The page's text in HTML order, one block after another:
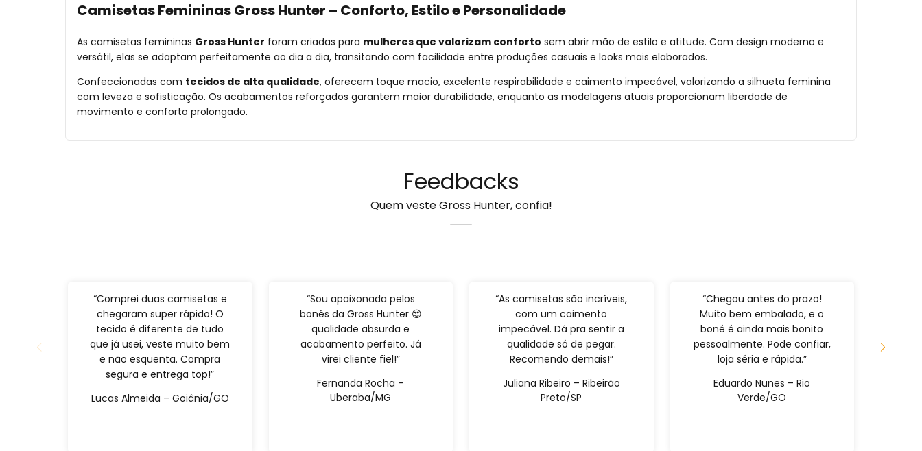
Camisetas Femininas Gross Hunter – Conforto, Estilo e Personalidade
As camisetas femininas Gross Hunter foram criadas para mulheres que valorizam conforto sem abrir mão de estilo e atitude. Com design moderno e
versátil, elas se adaptam perfeitamente ao dia a dia, transitando com facilidade entre produções casuais e looks mais elaborados.
Confeccionadas com tecidos de alta qualidade, oferecem toque macio, excelente respirabilidade e caimento impecável, valorizando a silhueta feminina
com leveza e sofisticação. Os acabamentos reforçados garantem maior durabilidade, enquanto as modelagens atuais proporcionam liberdade de
movimento e conforto prolongado.
Feedbacks
Quem veste Gross Hunter, confia!
“Comprei duas camisetas e
chegaram super rápido! O
tecido é diferente de tudo
que já usei, veste muito bem
e não esquenta. Compra
segura e entrega top!”
Lucas Almeida – Goiânia/GO
“Sou apaixonada pelos
bonés da Gross Hunter 😍
qualidade absurda e
acabamento perfeito. Já
virei cliente fiel!”
Fernanda Rocha –
Uberaba/MG
“As camisetas são incríveis,
com um caimento
impecável. Dá pra sentir a
qualidade só de pegar.
Recomendo demais!”
Juliana Ribeiro – Ribeirão
Preto/SP
“Chegou antes do prazo!
Muito bem embalado, e o
boné é ainda mais bonito
pessoalmente. Pode confiar,
loja séria e rápida.”
Eduardo Nunes – Rio
Verde/GO